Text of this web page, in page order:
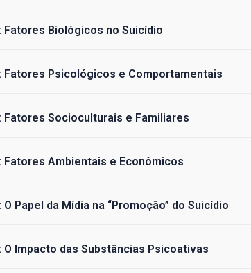
Fatores Biológicos no Suicídio
Fatores Psicológicos e Comportamentais
Fatores Socioculturais e Familiares
Fatores Ambientais e Econômicos
O Papel da Mídia na “Promoção” do Suicídio
O Impacto das Substâncias Psicoativas